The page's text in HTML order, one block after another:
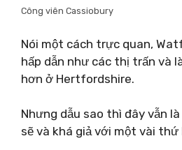
Công viên Cassiobury
Nói một cách trực quan,
hấp dẫn như các thị trấn và
hơn ở Hertfordshire.
Nhưng dẫu sao thì đây vẫn
sẽ và khá giả với một vài thứ